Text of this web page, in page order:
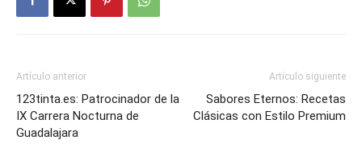
Artículo anterior
123tinta.es: Patrocinador de la
IX Carrera Nocturna de
Guadalajara
Artículo siguiente
Sabores Eternos: Recetas
Clásicas con Estilo Premium